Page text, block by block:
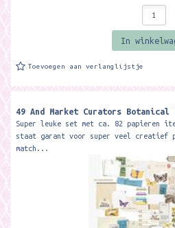
In
Toevoegen aan verlanglijstje
49 And Market Curators Botanical
Super leuke set met ca. 82 papieren
staat garant voor super veel creatief
match...